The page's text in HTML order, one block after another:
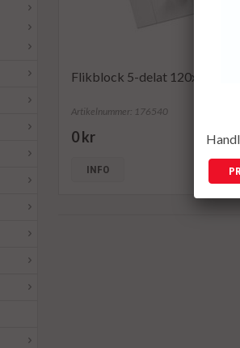
Flikblock 5-delat 120x245mm
Artikelnummer: 176540
0 kr
INFO